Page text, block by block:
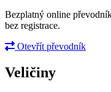
Bezplatný online
bez registrace.
Otevřít převodník
Veličiny